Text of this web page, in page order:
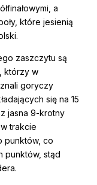
a
które jesienią
zaszczytu są
którzy w
goryczy
się na 15
jasna 9-krotny
trakcie
punktów, co
punktów, stąd